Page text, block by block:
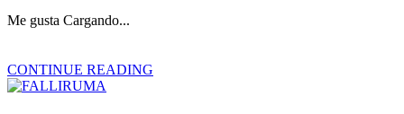
Me gusta Cargando...
CONTINUE READING